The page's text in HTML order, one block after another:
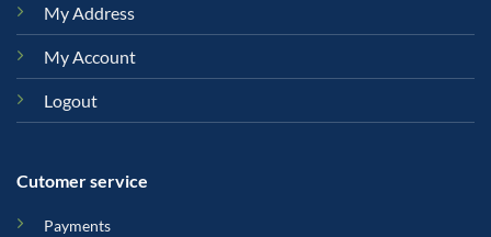
My Address
My Account
Logout
Cutomer service
Payments